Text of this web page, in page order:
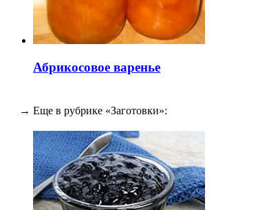
Абрикосовое варенье
→ Еще в рубрике «Заготовки»: